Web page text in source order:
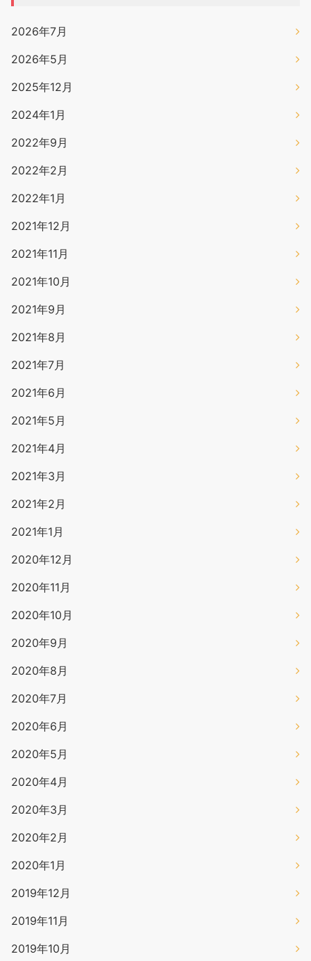
2026年7月
2026年5月
2025年12月
2024年1月
2022年9月
2022年2月
2022年1月
2021年12月
2021年11月
2021年10月
2021年9月
2021年8月
2021年7月
2021年6月
2021年5月
2021年4月
2021年3月
2021年2月
2021年1月
2020年12月
2020年11月
2020年10月
2020年9月
2020年8月
2020年7月
2020年6月
2020年5月
2020年4月
2020年3月
2020年2月
2020年1月
2019年12月
2019年11月
2019年10月